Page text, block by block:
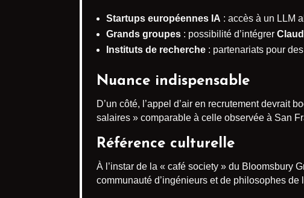
Startups européennes IA : accès à un LLM
Grands groupes : possibilité d’intégrer
Instituts de recherche : partenariats pour
Nuance indispensable
D’un côté, l’appel d’air en recrutement devrait
salaires » comparable à celle observée à San
Référence culturelle
À l’instar de la « café society » du Bloomsbury
communauté d’ingénieurs et de philosophes